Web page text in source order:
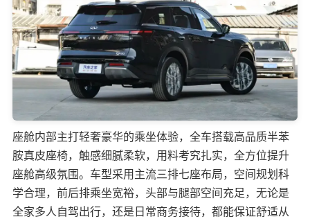
座舱内部主打轻奢豪华的乘坐体验，全车搭载高品质半苯
胺真皮座椅，触感细腻柔软，用料考究扎实，全方位提升
座舱高级氛围。车型采用主流三排七座布局，空间规划科
学合理，前后排乘坐宽裕，头部与腿部空间充足，无论是
全家多人自驾出行，还是日常商务接待，都能保证舒适从